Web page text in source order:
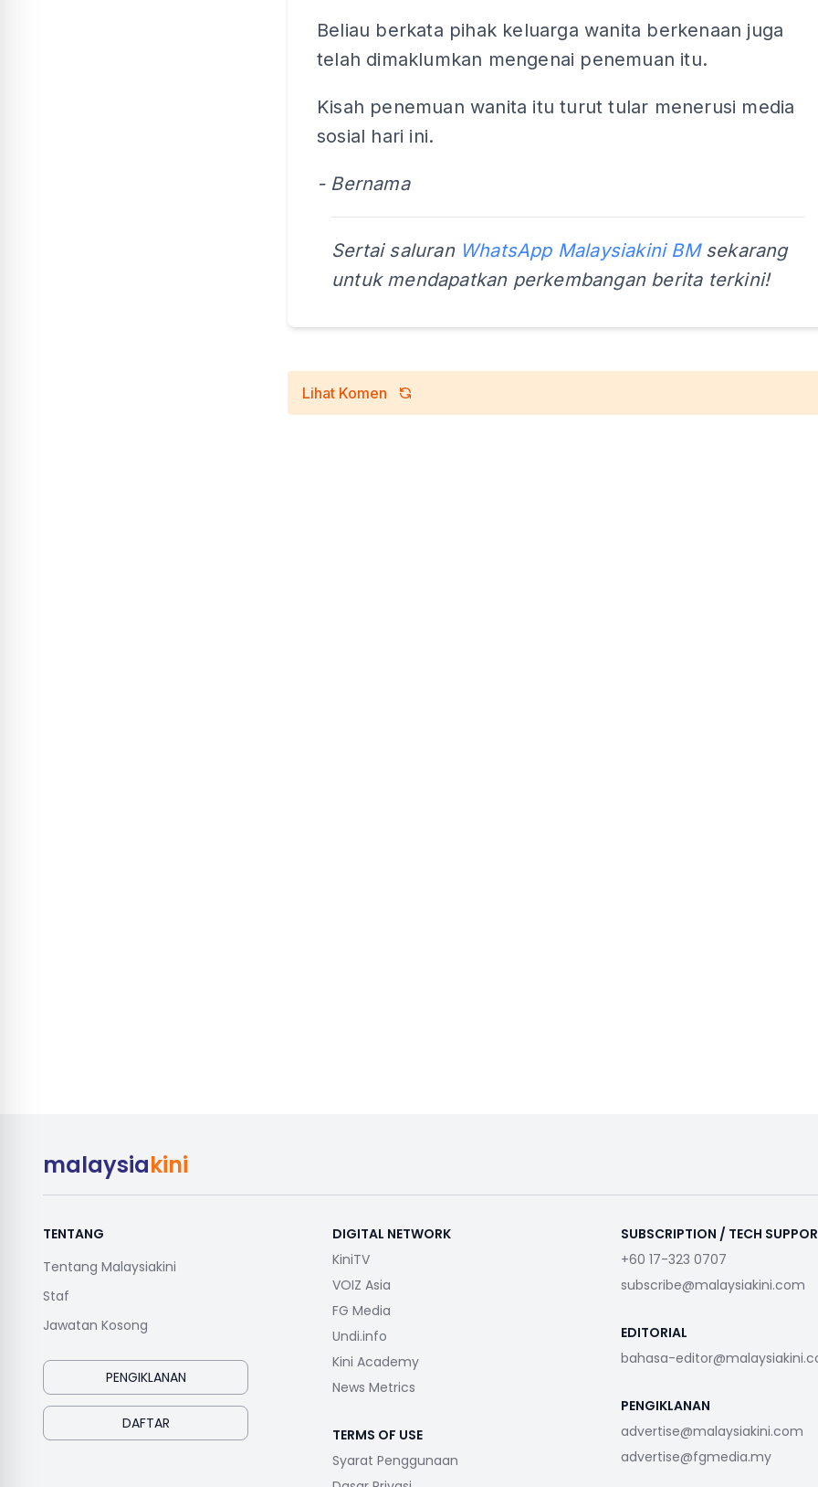
Beliau berkata pihak keluarga wanita berkenaan juga
telah dimaklumkan mengenai penemuan itu.
Kisah penemuan wanita itu turut tular menerusi media
sosial hari ini.
- Bernama
Sertai saluran WhatsApp Malaysiakini BMsekarang
untuk mendapatkan perkembangan berita terkini!
Lihat Komen
malaysiakini
TENTANG
Tentang Malaysiakini
Staf
Jawatan Kosong
PENGIKLANAN
DAFTAR
DIGITAL NETWORK
KiniTV
VOIZ Asia
FG Media
Undi.info
Kini Academy
News Metrics
TERMS OF USE
Syarat Penggunaan
SUBSCRIPTION / TECH
+60 17-323 0707
subscribe@malaysiakini.com
EDITORIAL
bahasa-
PENGIKLANAN
advertise@malaysiakini.com
advertise@fgmedia.my